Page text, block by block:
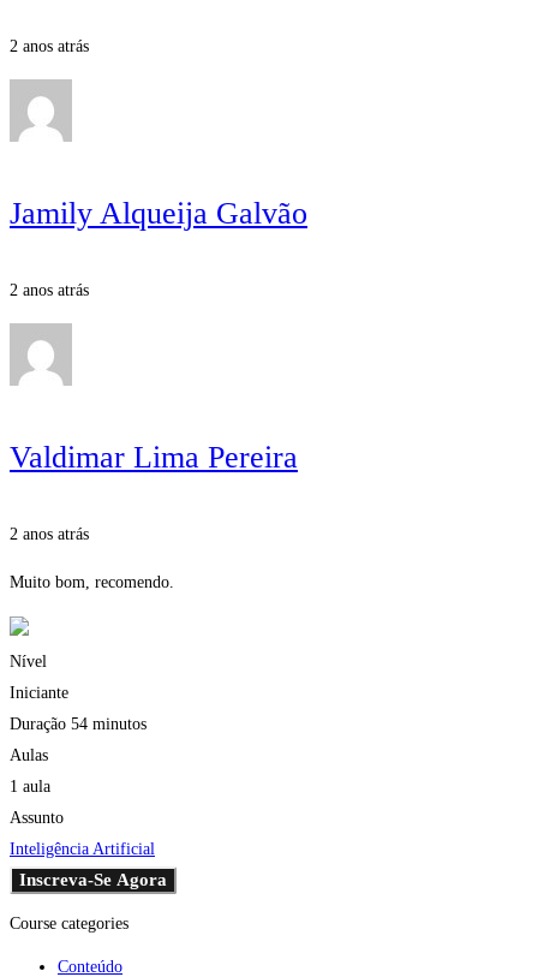
2 anos atrás
Jamily Alqueija Galvão
2 anos atrás
Valdimar Lima Pereira
2 anos atrás
Muito bom, recomendo.
Nível
Iniciante
Duração 54 minutos
Aulas
1 aula
Assunto
Inteligência Artificial
Inscreva-Se Agora
Course categories
Conteúdo